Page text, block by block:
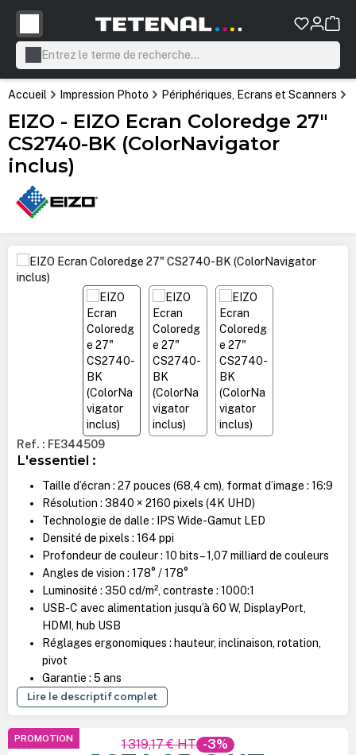
principal
Accueil Impression Photo Périphériques, Ecrans et Scanners
EIZO - EIZO Ecran Coloredge 27"
CS2740-BK (ColorNavigator
inclus)
Ignorer la galerie d'images
Ref. : FE344509
L'essentiel :
Taille d’écran : 27 pouces (68,4 cm), format d’image : 16:9
Résolution : 3840 × 2160 pixels (4K UHD)
Technologie de dalle : IPS Wide-Gamut LED
Densité de pixels : 164 ppi
Profondeur de couleur : 10 bits – 1,07 milliard de couleurs
Angles de vision : 178° / 178°
Luminosité : 350 cd/m², contraste : 1000:1
USB-C avec alimentation jusqu’à 60 W, DisplayPort,
HDMI, hub USB
Réglages ergonomiques : hauteur, inclinaison, rotation,
pivot
Garantie : 5 ans
Lire le descriptif complet
PROMOTION 1 319,17 €HT -3%